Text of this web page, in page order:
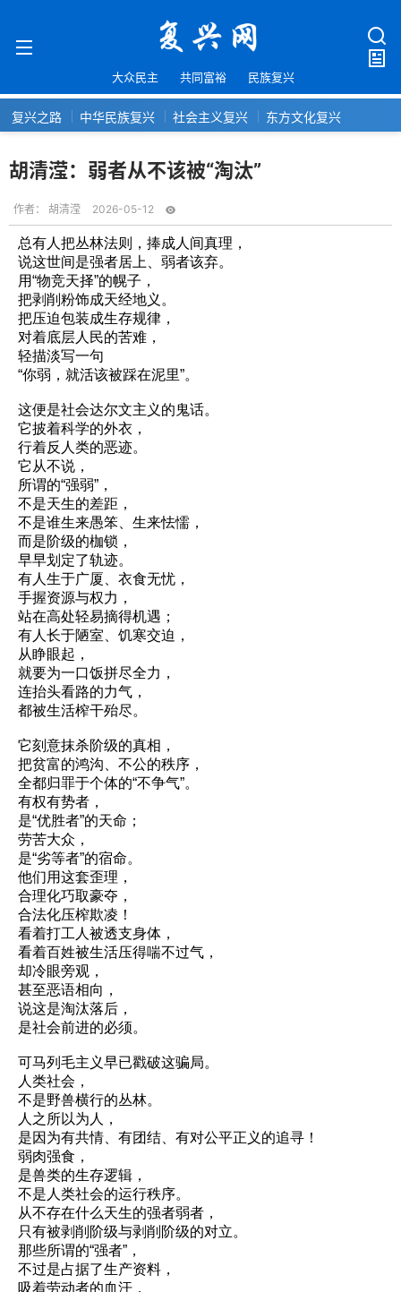
大众民主 共同富裕 民族复兴
复兴之路 中华民族复兴 社会主义复兴 东方文化复兴
胡清滢：弱者从不该被“淘汰”
作者： 胡清滢 2026-05-12
总有人把丛林法则，捧成人间真理，
说这世间是强者居上、弱者该弃。
用“物竞天择”的幌子，
把剥削粉饰成天经地义。
把压迫包装成生存规律，
对着底层人民的苦难，
轻描淡写一句
“你弱，就活该被踩在泥里”。
这便是社会达尔文主义的鬼话。
它披着科学的外衣，
行着反人类的恶迹。
它从不说，
所谓的“强弱”，
不是天生的差距，
不是谁生来愚笨、生来怯懦，
而是阶级的枷锁，
早早划定了轨迹。
有人生于广厦、衣食无忧，
手握资源与权力，
站在高处轻易摘得机遇；
有人长于陋室、饥寒交迫，
从睁眼起，
就要为一口饭拼尽全力，
连抬头看路的力气，
都被生活榨干殆尽。
它刻意抹杀阶级的真相，
把贫富的鸿沟、不公的秩序，
全都归罪于个体的“不争气”。
有权有势者，
是“优胜者”的天命；
劳苦大众，
是“劣等者”的宿命。
他们用这套歪理，
合理化巧取豪夺，
合法化压榨欺凌！
看着打工人被透支身体，
看着百姓被生活压得喘不过气，
却冷眼旁观，
甚至恶语相向，
说这是淘汰落后，
是社会前进的必须。
可马列毛主义早已戳破这骗局。
人类社会，
不是野兽横行的丛林。
人之所以为人，
是因为有共情、有团结、有对公平正义的追寻！
弱肉强食，
是兽类的生存逻辑，
不是人类社会的运行秩序。
从不存在什么天生的强者弱者，
只有被剥削阶级与剥削阶级的对立。
那些所谓的“强者”，
不过是占据了生产资料，
吸着劳动者的血汗，